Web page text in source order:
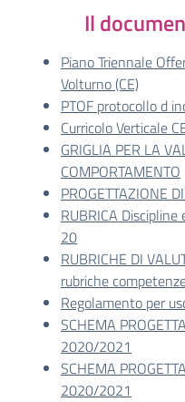
Il
Piano Triennale
Volturno (CE)
PTOF protocollo d
Curricolo Verticale
GRIGLIA PER LA
COMPORTAMENTO
PROGETTAZIONE
RUBRICA Discipline
20
RUBRICHE DI
rubriche
Regolamento per
SCHEMA
2020/2021
SCHEMA
2020/2021